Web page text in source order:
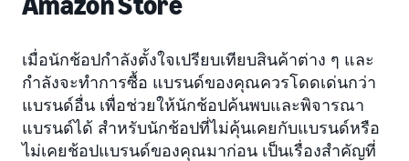
เมื่อนักช้อปกำลังตั้งใจเปรียบเทียบสินค้าต่าง ๆ และ
กำลังจะทำการซื้อ แบรนด์ของคุณควรโดดเด่นกว่า
แบรนด์อื่น เพื่อช่วยให้นักช้อปค้นพบและพิจารณา
แบรนด์ได้ สำหรับนักช้อปที่ไม่คุ้นเคยกับแบรนด์หรือ
ไม่เคยช้อปแบรนด์ของคุณมาก่อน เป็นเรื่องสำคัญที่